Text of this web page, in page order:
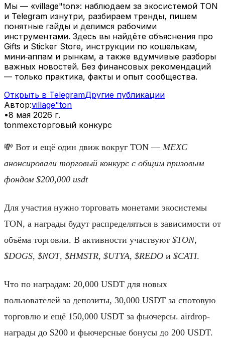
Мы — «village"ton»: наблюдаем за экосистемой TON
и Telegram изнутри, разбираем тренды, пишем
понятные гайды и делимся рабочими
инструментами. Здесь вы найдёте объяснения про
Gifts и Sticker Store, инструкции по кошелькам,
мини‑аппам и рынкам, а также вдумчивые разборы
важных новостей. Без финансовых рекомендаций
— только практика, факты и опыт сообщества.
Открыть в TelegramДругие публикации
Автор:village"ton
•8 мая 2026 г.
tonmexcторговый конкурс
💸 Вот и ещё один движ вокруг TON — MEXC
анонсировали торговый конкурс с общим призовым
фондом $200,000 usdt
Для участия нужно торговать монетами экосистемы
TON, а награды будут распределяться в зависимости от
объёма торговли. В активности участвуют $TON,
$DOGS, $NOT, $HMSTR, $UTYA, $REDO и $CATI.
Что по наградам: 20,000 USDT для новых
пользователей за депозиты, 30,000 USDT за спотовую
торговлю и ещё 150,000 USDT за фьючерсы. airdrop-
награды до $200 и фьючерсные бонусы до 200 USDT.